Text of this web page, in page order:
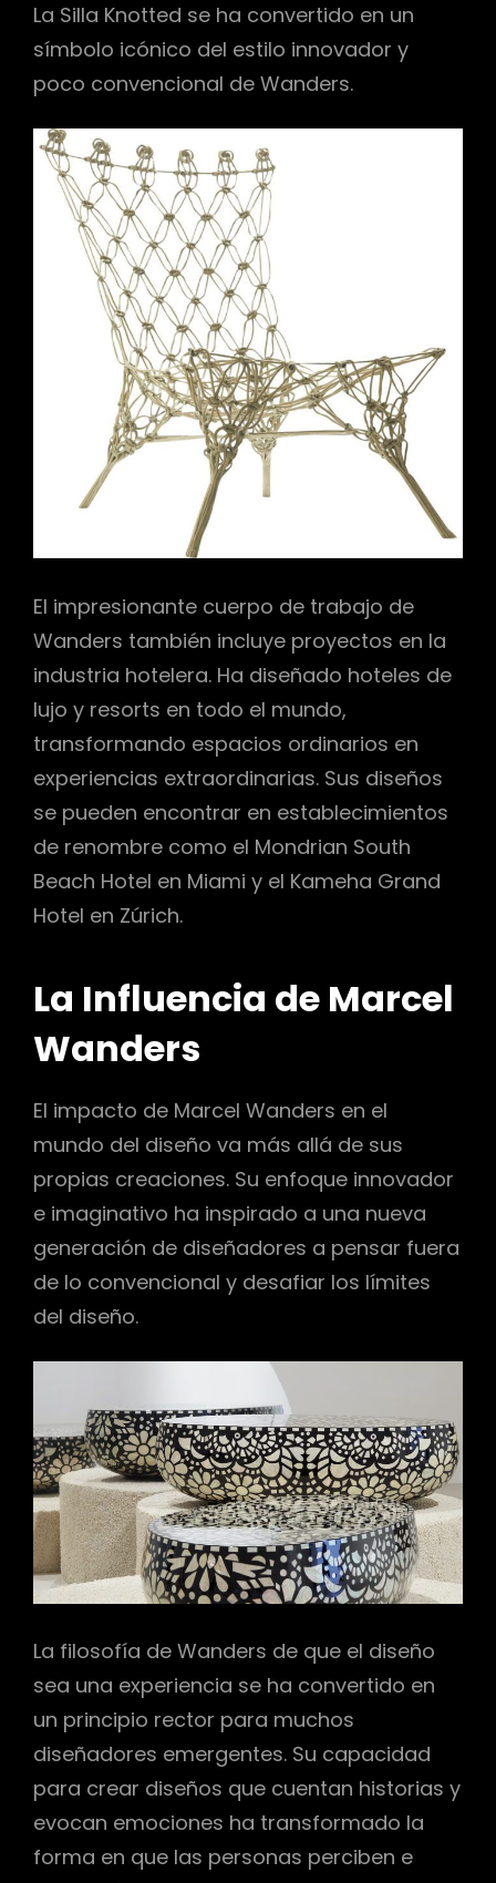
La Silla Knotted se ha convertido en un
símbolo icónico del estilo innovador y
poco convencional de Wanders.
El impresionante cuerpo de trabajo de
Wanders también incluye proyectos en la
industria hotelera. Ha diseñado hoteles de
lujo y resorts en todo el mundo,
transformando espacios ordinarios en
experiencias extraordinarias. Sus diseños
se pueden encontrar en establecimientos
de renombre como el Mondrian South
Beach Hotel en Miami y el Kameha Grand
Hotel en Zúrich.
La Influencia de Marcel
Wanders
El impacto de Marcel Wanders en el
mundo del diseño va más allá de sus
propias creaciones. Su enfoque innovador
e imaginativo ha inspirado a una nueva
generación de diseñadores a pensar fuera
de lo convencional y desafiar los límites
del diseño.
La filosofía de Wanders de que el diseño
sea una experiencia se ha convertido en
un principio rector para muchos
diseñadores emergentes. Su capacidad
para crear diseños que cuentan historias y
evocan emociones ha transformado la
forma en que las personas perciben e